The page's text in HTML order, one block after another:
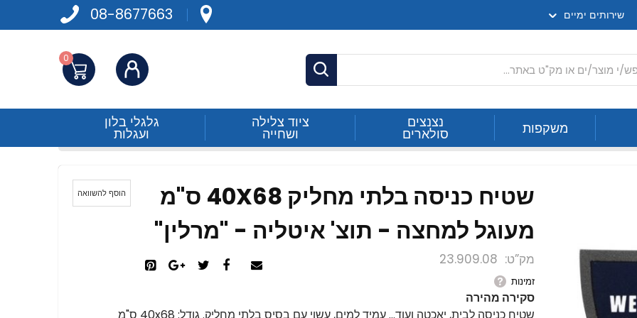
08-8677663 שירותים ימיים
חפש
התחברות 0
משקפות נצנצים
סולארים
ציוד צלילה
ושחייה
גלגלי בלון
ועגלות
שטיח כניסה בלתי מחליק 40X68 ס"מ
מעוגל למחצה - תוצ' איטליה - "מרלין"
מק”ט 23.909.08
זמינות
סקירה מהירה
הוסף להשוואה